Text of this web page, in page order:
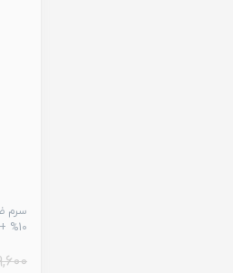
سرم
10% + زینک 1% اوردینری^